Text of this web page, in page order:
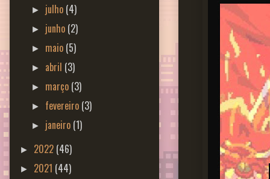
► julho (4)
► junho (2)
► maio (5)
► abril (3)
► março (3)
► fevereiro (3)
► janeiro (1)
► 2022 (46)
► 2021 (44)